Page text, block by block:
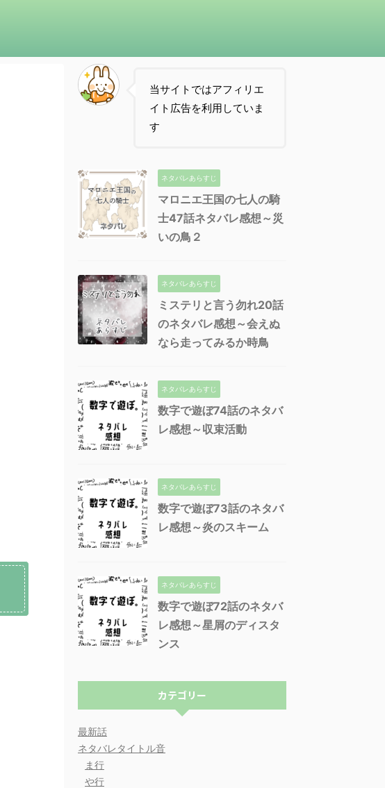
当サイトではアフィリエ
イト広告を利用していま
す
ネタバレあらすじ
マロニエ王国の七人の騎
士47話ネタバレ感想～災
いの鳥２
ネタバレあらすじ
ミステリと言う勿れ20話
のネタバレ感想～会えぬ
なら走ってみるか時鳥
ネタバレあらすじ
数字で遊ぼ74話のネタバ
レ感想～収束活動
ネタバレあらすじ
数字で遊ぼ73話のネタバ
レ感想～炎のスキーム
ネタバレあらすじ
数字で遊ぼ72話のネタバ
レ感想～星屑のディスタ
ンス
カテゴリー
最新話
ネタバレタイトル音
ま行
や行